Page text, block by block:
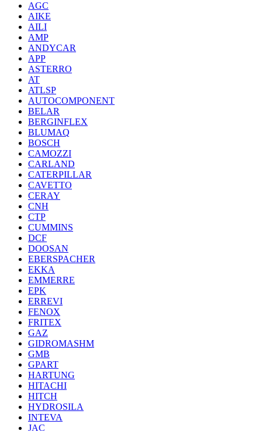
AGC
AIKE
AILI
AMP
ANDYCAR
APP
ASTERRO
AT
ATLSP
AUTOCOMPONENT
BELAR
BERGINFLEX
BLUMAQ
BOSCH
CAMOZZI
CARLAND
CATERPILLAR
CAVETTO
CERAY
CNH
CTP
CUMMINS
DCF
DOOSAN
EBERSPACHER
EKKA
EMMERRE
EPK
ERREVI
FENOX
FRITEX
GAZ
GIDROMASHM
GMB
GPART
HARTUNG
HITACHI
HITCH
HYDROSILA
INTEVA
JAC